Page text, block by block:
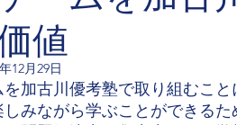
値
12月29日
加古川優考塾で取り組むこ
みながら学ぶことができる